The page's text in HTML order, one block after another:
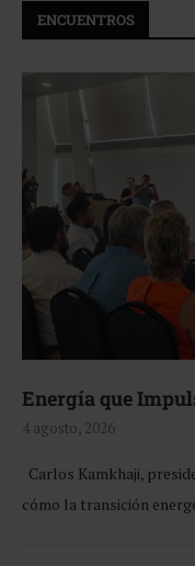
ENCUENTROS
Energía que
4 agosto, 2026
Carlos Kamkhaji,
cómo la transición